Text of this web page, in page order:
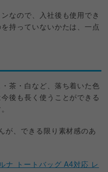
なので、入社後も使用でき
持っていないかたは、一点
茶・白など、落ち着いた色
後も長く使うことができる
が、できる限り素材感のあ
ナ トートバッグ A4対応 レ